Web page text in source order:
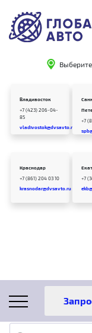
Владивосток
+7 (423) 206-04-
85
vladivostok@dvsavto.ru
+7
Краснодар
+7 (861) 204 03 10
krasnodar@dvsavto.ru
+7